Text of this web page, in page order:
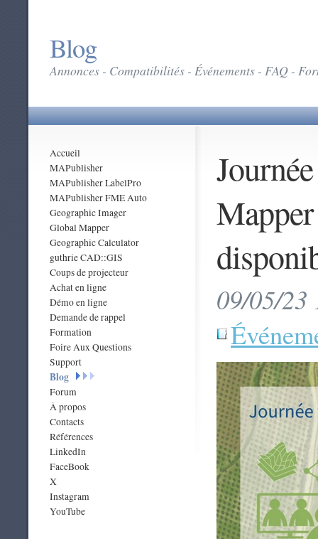
Blog
Annonces - Compatibilités - Événements - FAQ -
Accueil
MAPublisher
MAPublisher LabelPro
MAPublisher FME Auto
Geographic Imager
Global Mapper
Geographic Calculator
guthrie CAD::GIS
Coups de projecteur
Achat en ligne
Démo en ligne
Demande de rappel
Formation
Foire Aux Questions
Support
Blog
Forum
À propos
Contacts
Références
LinkedIn
FaceBook
X
Instagram
YouTube
09/05/23